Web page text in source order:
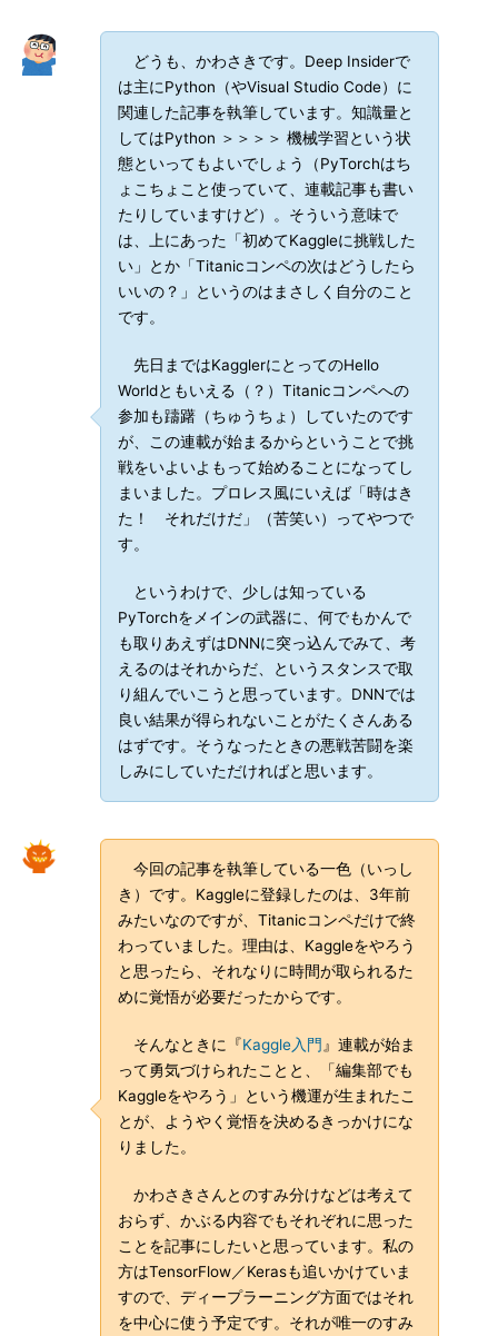
どうも、かわさきです。Deep Insiderで
は主にPython（やVisual Studio Code）に
関連した記事を執筆しています。知識量と
してはPython ＞＞＞＞ 機械学習という状
態といってもよいでしょう（PyTorchはち
ょこちょこと使っていて、連載記事も書い
たりしていますけど）。そういう意味で
は、上にあった「初めてKaggleに挑戦した
い」とか「Titanicコンペの次はどうしたら
いいの？」というのはまさしく自分のこと
です。
先日まではKagglerにとってのHello
Worldともいえる（？）Titanicコンペへの
参加も躊躇（ちゅうちょ）していたのです
が、この連載が始まるからということで挑
戦をいよいよもって始めることになってし
まいました。プロレス風にいえば「時はき
た！ それだけだ」（苦笑い）ってやつで
す。
というわけで、少しは知っている
PyTorchをメインの武器に、何でもかんで
も取りあえずはDNNに突っ込んでみて、考
えるのはそれからだ、というスタンスで取
り組んでいこうと思っています。DNNでは
良い結果が得られないことがたくさんある
はずです。そうなったときの悪戦苦闘を楽
しみにしていただければと思います。
今回の記事を執筆している一色（いっし
き）です。Kaggleに登録したのは、3年前
みたいなのですが、Titanicコンペだけで終
わっていました。理由は、Kaggleをやろう
と思ったら、それなりに時間が取られるた
めに覚悟が必要だったからです。
そんなときに『Kaggle入門 』連載が始ま
って勇気づけられたことと、「編集部でも
Kaggleをやろう」という機運が生まれたこ
とが、ようやく覚悟を決めるきっかけにな
りました。
かわさきさんとのすみ分けなどは考えて
おらず、かぶる内容でもそれぞれに思った
ことを記事にしたいと思っています。私の
方はTensorFlow／Kerasも追いかけていま
すので、ディープラーニング方面ではそれ
を中心に使う予定です。それが唯一のすみ